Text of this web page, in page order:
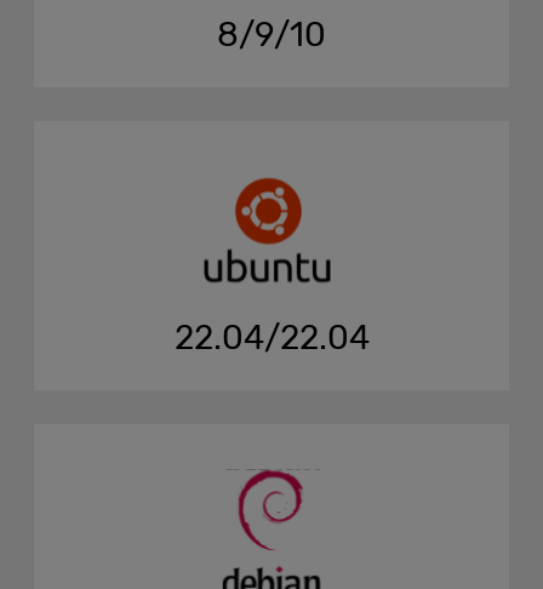
8/9/10
22.04/22.04